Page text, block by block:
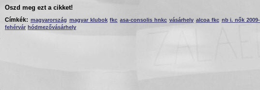
Oszd meg ezt a cikket!
Címkék: magyarország magyar klubok fkc asa-consolis hnkc vásárhely alcoa fkc nb i. nők
fehérvár hódmezővásárhely